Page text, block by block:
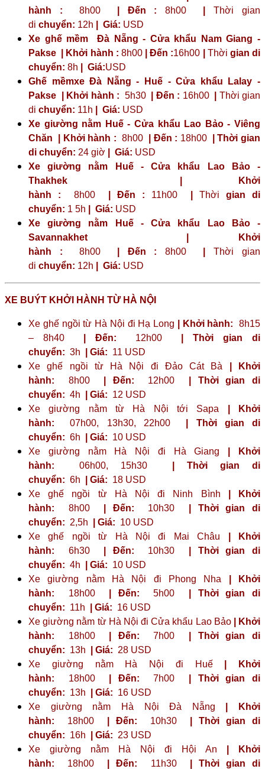
hành : 8h00| Đến : 8h00 |Thời gian
di chuyển: 12h Giá: USD
Xe ghế mềm Đà Nẵng - Cửa khẩu Nam Giang -
Pakse | Khởi hành : 8h00| Đến :16h00 Thời gian di
chuyển: 8h Giá:USD
Ghế mềmxe Đà Nẵng - Huế - Cửa khẩu Lalay -
Pakse | Khởi hành : 5h30| Đến : 16h00| Thời gian
di chuyển: 11h Giá: USD
Xe giường nằm Huế - Cửa khẩu Lao Bảo - Viêng
Chăn | Khởi hành : 8h00| Đến : 18h00| Thời gian
di chuyển: 24 giờ | Giá: USD
Xe giường nằm Huế - Cửa khẩu Lao Bảo -
Thakhek | Khởi
hành : 8h00 | Đến : 11h00 Thời gian di
chuyển: 1 5h Giá: USD
Xe giường nằm Huế - Cửa khẩu Lao Bảo -
Savannakhet | Khởi
hành : 8h00| Đến : 8h00 |Thời gian
di chuyển: 12h Giá: USD
XE BUÝT KHỞI HÀNH TỪ HÀ NỘI
Xe ghế ngồi từ Hà Nội đi Hạ Long | Khởi hành: 8h15
– 8h40
| Đến: 12h00
| Thời gian di
chuyển: 3h | Giá: 11 USD
Xe ghế ngồi từ Hà Nội đi Đảo Cát Bà
| Khởi
hành: 8h00 | Đến: 12h00
| Thời gian di
chuyển: 4h | Giá: 12 USD
Xe giường nằm từ Hà Nội tới Sapa
| Khởi
hành: 07h00, 13h30, 22h00
| Thời gian di
chuyển: 6h | Giá: 10 USD
Xe giường nằm Hà Nội đi Hà Giang
| Khởi
hành: 06h00, 15h30
| Thời gian di
chuyển: 6h | Giá: 18 USD
Xe ghế ngồi từ Hà Nội đi Ninh Bình
| Khởi
hành: 8h00 | Đến: 10h30
| Thời gian di
chuyển: 2,5h | Giá: 10 USD
Xe ghế ngồi từ Hà Nội đi Mai Châu
| Khởi
hành: 6h30 | Đến: 10h30
| Thời gian di
chuyển: 4h | Giá: 10 USD
Xe giường nằm Hà Nội đi Phong Nha
| Khởi
hành: 18h00 | Đến: 5h00
| Thời gian di
chuyển: 11h | Giá: 16 USD
Xe giường nằm từ Hà Nội đi Cửa khẩu Lao Bảo
| Khởi
hành: 18h00 | Đến: 7h00
| Thời gian di
chuyển: 13h | Giá: 28 USD
Xe giường nằm Hà Nội đi Huế
| Khởi
hành: 18h00 | Đến: 7h00
| Thời gian di
chuyển: 13h | Giá: 16 USD
Xe giường nằm Hà Nội Đà Nẵng
| Khởi
hành: 18h00 | Đến: 10h30
| Thời gian di
chuyển: 16h | Giá: 23 ​​USD
Xe giường nằm Hà Nội đi Hội An
| Khởi
hành: 18h00 | Đến: 11h30
| Thời gian di